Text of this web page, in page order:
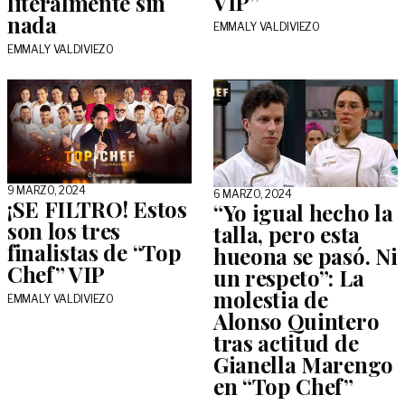
nada
EMMALY VALDIVIEZO
EMMALY VALDIVIEZO
9 MARZO, 2024
¡SE FILTRO! Estos
son los tres
finalistas de “Top
Chef” VIP
EMMALY VALDIVIEZO
6 MARZO, 2024
“Yo igual hecho la
talla, pero esta
hueona se pasó. Ni
un respeto”: La
molestia de
Alonso Quintero
tras actitud de
Gianella Marengo
en “Top Chef”